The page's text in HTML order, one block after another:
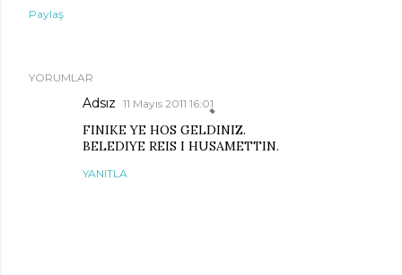
Paylaş
YORUMLAR
Adsız 11 Mayıs 2011 16:01
FINIKE YE HOS GELDINIZ.
BELEDIYE REIS I HUSAMETTIN.
YANITLA